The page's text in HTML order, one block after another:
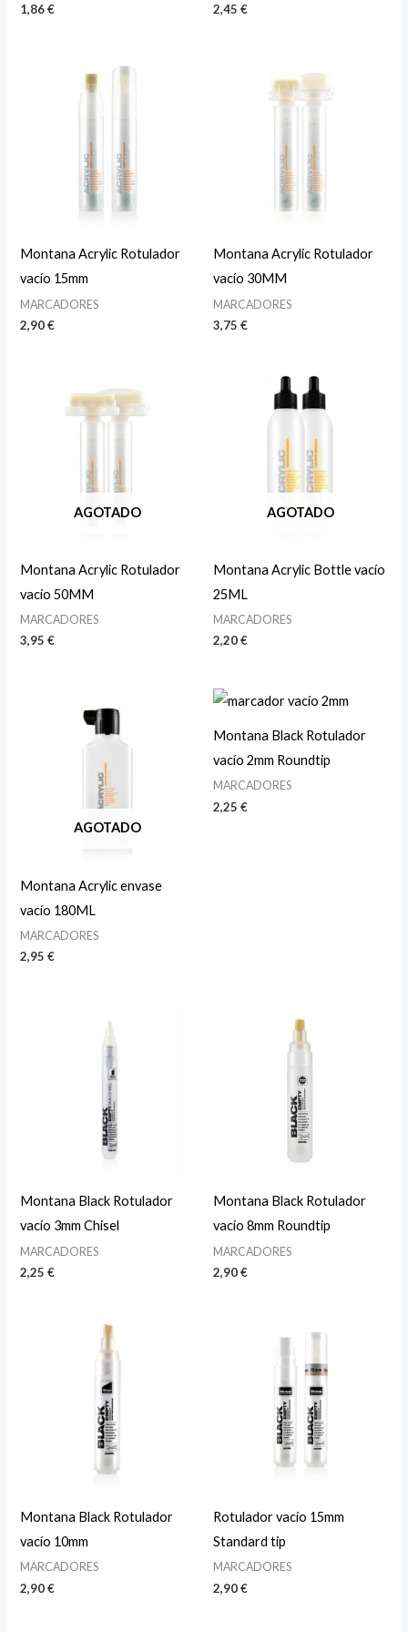
1,86€ 2,45 €
Montana Acrylic Rotulador
vacío 15mm
MARCADORES
2,90€
Montana Acrylic Rotulador
vacío 30MM
MARCADORES
3,75 €
AGOTADO
Montana Acrylic Rotulador
vacío 50MM
MARCADORES
3,95€
AGOTADO
Montana Acrylic Bottle vacío
25ML
MARCADORES
2,20€
AGOTADO
Montana Acrylic envase
vacío 180ML
MARCADORES
2,95€
Montana Black Rotulador
vacío 2mm Roundtip
MARCADORES
2,25 €
Montana Black Rotulador
vacío 3mm Chisel
MARCADORES
2,25€
Montana Black Rotulador
vacío 8mm Roundtip
MARCADORES
2,90€
Montana Black Rotulador
vacío 10mm
MARCADORES
2,90€
Rotulador vacío 15mm
Standard tip
MARCADORES
2,90€